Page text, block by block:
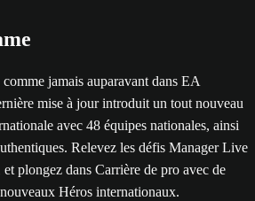
jamais auparavant dans EA
mise à jour introduit un tout nouveau
avec 48 équipes nationales, ainsi
Relevez les défis Manager Live
plongez dans Carrière de pro avec de
Héros internationaux.